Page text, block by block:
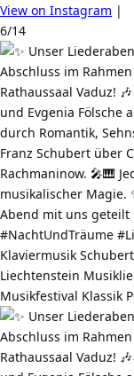
View on Instagram |
6/14